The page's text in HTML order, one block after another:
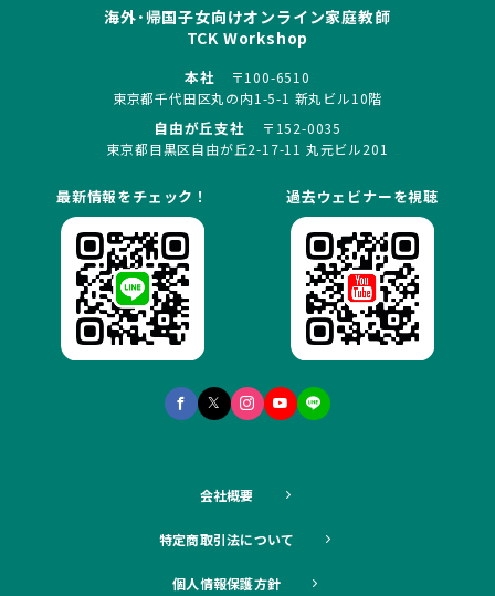
海外･帰国子女向けオンライン家庭教師
TCK Workshop
本社
〒100-6510
東京都千代田区丸の内1-5-1 新丸ビル10階
自由が丘支社
〒152-0035
東京都目黒区自由が丘2-17-11 丸元ビル201
最新情報をチェック！ 過去ウェビナーを視聴
会社概要
特定商取引法について
個人情報保護方針